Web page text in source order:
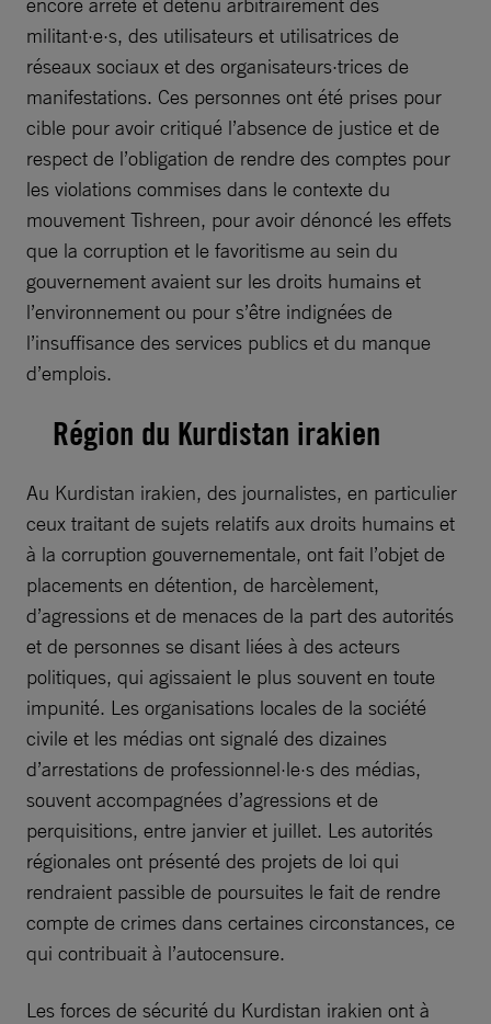
encore arrêté et détenu arbitrairement des
militant·e·s, des utilisateurs et utilisatrices de
réseaux sociaux et des organisateurs·trices de
manifestations. Ces personnes ont été prises pour
cible pour avoir critiqué l’absence de justice et de
respect de l’obligation de rendre des comptes pour
les violations commises dans le contexte du
mouvement Tishreen, pour avoir dénoncé les effets
que la corruption et le favoritisme au sein du
gouvernement avaient sur les droits humains et
l’environnement ou pour s’être indignées de
l’insuffisance des services publics et du manque
d’emplois.
Région du Kurdistan irakien
Au Kurdistan irakien, des journalistes, en particulier
ceux traitant de sujets relatifs aux droits humains et
à la corruption gouvernementale, ont fait l’objet de
placements en détention, de harcèlement,
d’agressions et de menaces de la part des autorités
et de personnes se disant liées à des acteurs
politiques, qui agissaient le plus souvent en toute
impunité. Les organisations locales de la société
civile et les médias ont signalé des dizaines
d’arrestations de professionnel·le·s des médias,
souvent accompagnées d’agressions et de
perquisitions, entre janvier et juillet. Les autorités
régionales ont présenté des projets de loi qui
rendraient passible de poursuites le fait de rendre
compte de crimes dans certaines circonstances, ce
qui contribuait à l’autocensure.
Les forces de sécurité du Kurdistan irakien ont à